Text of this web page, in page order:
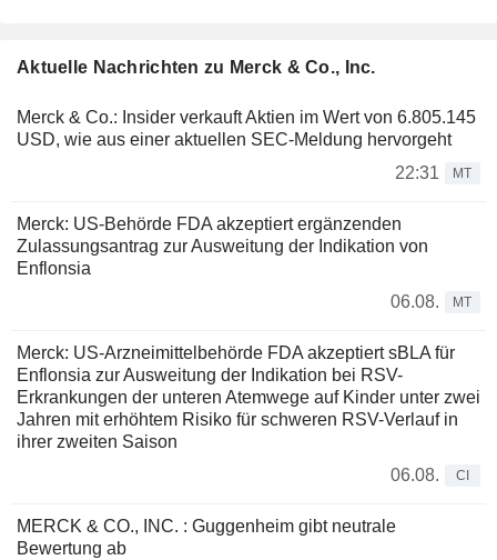
Aktuelle Nachrichten zu Merck & Co., Inc.
Merck & Co.: Insider verkauft Aktien im Wert von 6.805.145
USD, wie aus einer aktuellen SEC-Meldung hervorgeht
22:31
MT
Merck: US-Behörde FDA akzeptiert ergänzenden
Zulassungsantrag zur Ausweitung der Indikation von
Enflonsia
06.08.
MT
Merck: US-Arzneimittelbehörde FDA akzeptiert sBLA für
Enflonsia zur Ausweitung der Indikation bei RSV-
Erkrankungen der unteren Atemwege auf Kinder unter zwei
Jahren mit erhöhtem Risiko für schweren RSV-Verlauf in
ihrer zweiten Saison
06.08.
CI
MERCK & CO., INC. : Guggenheim gibt neutrale
Bewertung ab